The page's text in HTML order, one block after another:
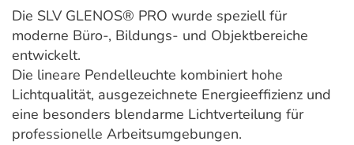
Die SLV GLENOS® PRO wurde speziell für
moderne Büro-, Bildungs- und Objektbereiche
entwickelt.
Die lineare Pendelleuchte kombiniert hohe
Lichtqualität, ausgezeichnete Energieeffizienz und
eine besonders blendarme Lichtverteilung für
professionelle Arbeitsumgebungen.